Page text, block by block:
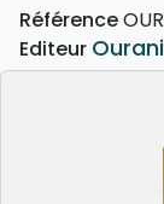
Référence
Editeur